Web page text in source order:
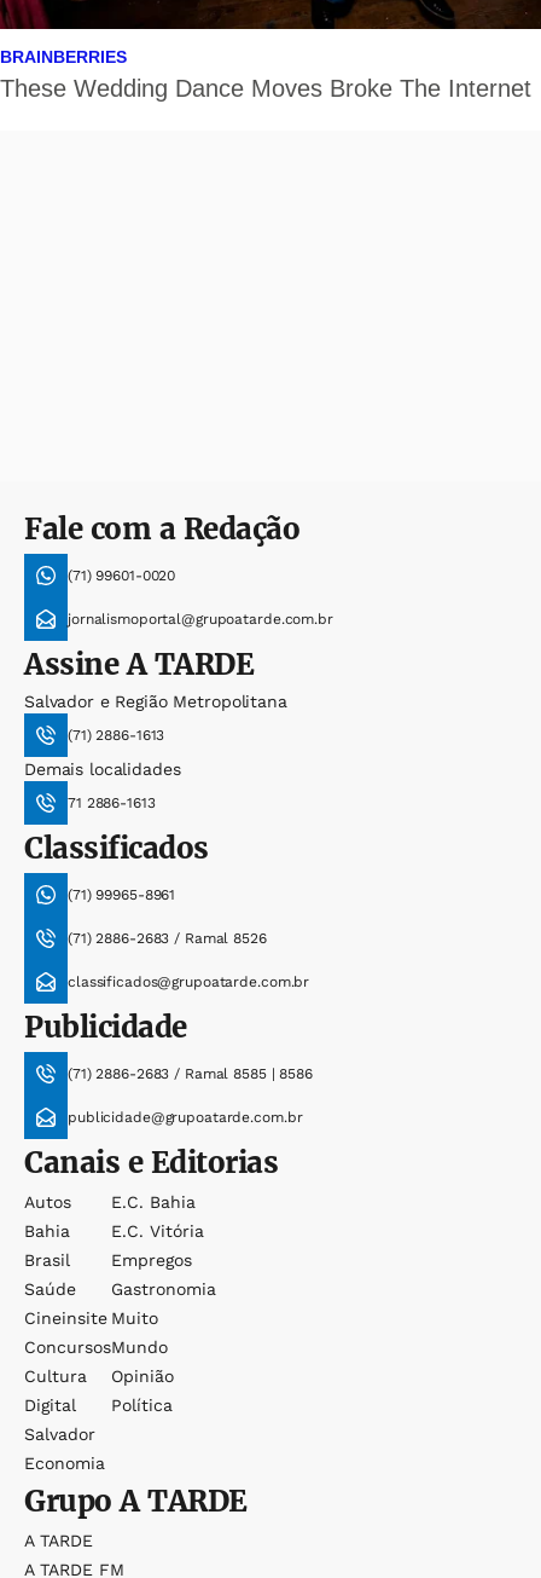
Fale com a Redação
(71) 99601-0020
jornalismoportal@grupoatarde.com.br
AssineA TARDE
Salvador e Região Metropolitana
(71) 2886-1613
Demais localidades
71 2886-1613
Classificados
(71) 99965-8961
(71) 2886-2683 / Ramal 8526
classificados@grupoatarde.com.br
Publicidade
(71) 2886-2683 / Ramal 8585 | 8586
publicidade@grupoatarde.com.br
Canais e Editorias
Autos
Bahia
Brasil
Saúde
Cineinsite
Concursos
Cultura
Digital
Salvador
Economia
E.c. Bahia
E.c. Vitória
Empregos
Gastronomia
Muito
Mundo
Opinião
Política
GrupoA TARDE
A TARDE
A TARDE FM